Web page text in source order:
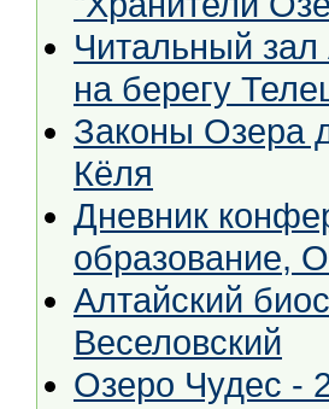
Читальный зал
на берегу
Законы Озера
Кёля
Дневник
образование,
Алтайский
Веселовский
Озеро Чудес -